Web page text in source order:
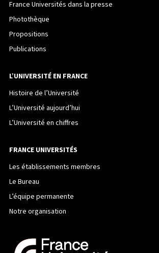
France Universités dans la presse
Photothèque
Propositions
Publications
L’UNIVERSITÉ EN FRANCE
Histoire de l’Université
L’Université aujourd’hui
L’Université en chiffres
FRANCE UNIVERSITÉS
Les établissements membres
Le Bureau
L’équipe permanente
Notre organisation